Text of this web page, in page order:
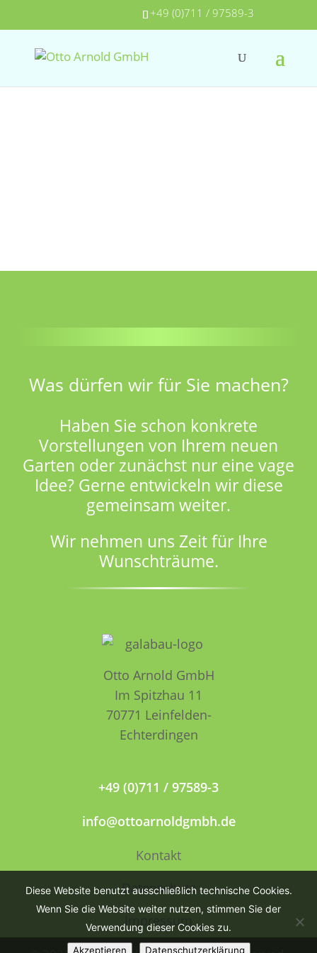
+49 (0)711 / 97589-3
Was dürfen wir für Sie machen?
Haben Sie schon konkrete
Vorstellungen von Ihrem neuen
Garten oder zunächst nur eine vage
Idee? Gerne entwickeln wir diese
gemeinsam weiter.
Wir nehmen uns Zeit für Ihre
Wunschträume.
Otto Arnold GmbH
Im Spitzhau 11
70771 Leinfelden­­
Echterdingen
+49 (0)711 / 97589-3
info@ottoarnoldgmbh.de
Kontakt
Datenschutz
Impressum
Diese Website benutzt ausschließlich technische Cookies.
Wenn Sie die Website weiter nutzen, stimmen Sie der
Verwendung dieser Cookies zu.
Akzeptieren Datenschutzerklärung